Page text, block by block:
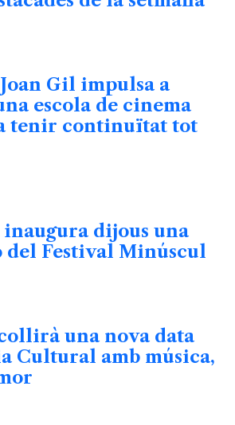
Gil impulsa a
escola de cinema
tenir continuïtat tot
inaugura dijous una
del Festival Minúscul
una nova data
Cultural amb música,